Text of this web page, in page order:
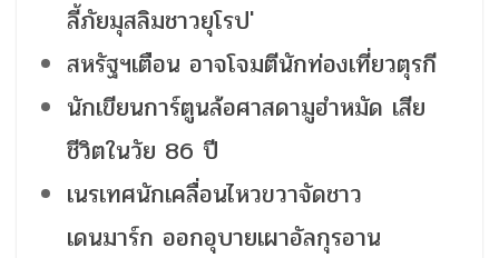
ลี้ภัยมุสลิมชาวยุโรป'
สหรัฐฯเตือน อาจโจมตีนักท่องเที่ยวตุรกี
นักเขียนการ์ตูนล้อศาสดามูฮำหมัด เสีย
ชีวิตในวัย 86 ปี
เนรเทศนักเคลื่อนไหวขวาจัดชาว
เดนมาร์ก ออกอุบายเผาอัลกุรอาน